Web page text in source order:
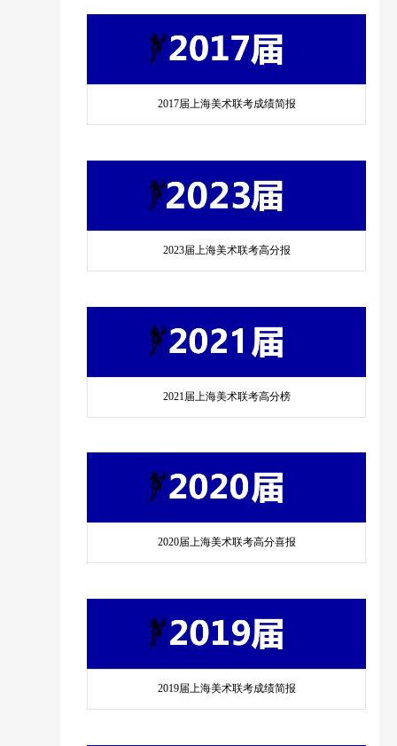
2017届上海美术联考成绩简报
2023届上海美术联考高分报
2021届上海美术联考高分榜
2020届上海美术联考高分喜报
2019届上海美术联考成绩简报